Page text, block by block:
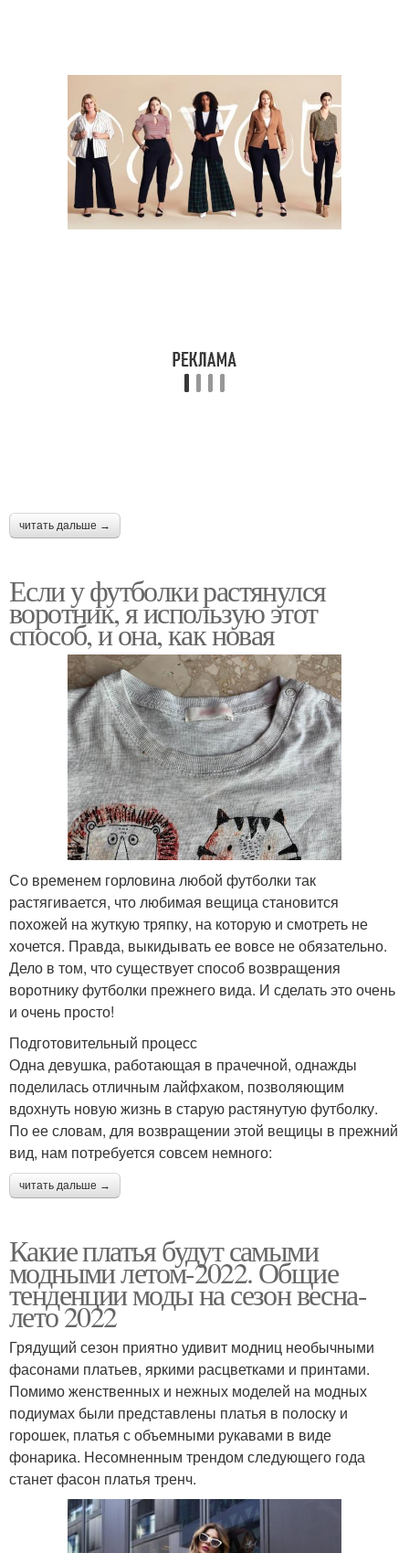
читать дальше →
Если у футболки растянулся
воротник, я использую этот
способ, и она, как новая
Со временем горловина любой футболки так
растягивается, что любимая вещица становится
похожей на жуткую тряпку, на которую и смотреть не
хочется. Правда, выкидывать ее вовсе не обязательно.
Дело в том, что существует способ возвращения
воротнику футболки прежнего вида. И сделать это очень
и очень просто!
Подготовительный процесс
Одна девушка, работающая в прачечной, однажды
поделилась отличным лайфхаком, позволяющим
вдохнуть новую жизнь в старую растянутую футболку.
По ее словам, для возвращении этой вещицы в прежний
вид, нам потребуется совсем немного:
читать дальше →
Какие платья будут самыми
модными летом-2022. Общие
тенденции моды на сезон весна-
лето 2022
Грядущий сезон приятно удивит модниц необычными
фасонами платьев, яркими расцветками и принтами.
Помимо женственных и нежных моделей на модных
подиумах были представлены платья в полоску и
горошек, платья с объемными рукавами в виде
фонарика. Несомненным трендом следующего года
станет фасон платья тренч.